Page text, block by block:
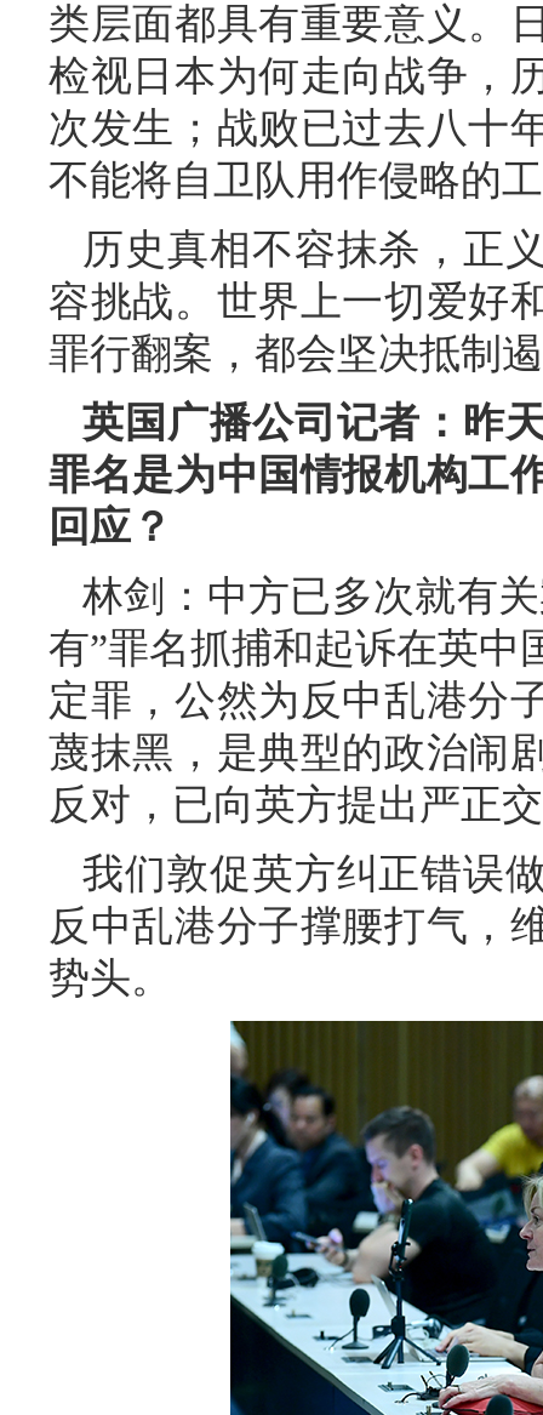
类层面都具有重要意义。
检视日本为何走向战争，
次发生；战败已过去八十
不能将自卫队用作侵略的
历史真相不容抹杀，正
容挑战。世界上一切爱好
罪行翻案，都会坚决抵制
英国广播公司记者：昨
罪名是为中国情报机构工
回应？
林剑：中方已多次就有
有”罪名抓捕和起诉在英中
定罪，公然为反中乱港分
蔑抹黑，是典型的政治闹
反对，已向英方提出严正
我们敦促英方纠正错误
反中乱港分子撑腰打气，
势头。